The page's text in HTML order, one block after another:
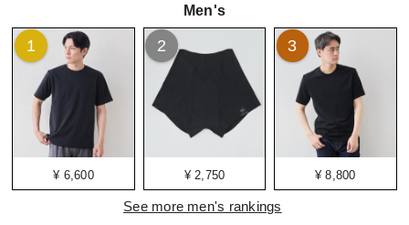
Men's
¥ 6,600
1
¥ 2,750
2
¥ 8,800
3
See more men's rankings